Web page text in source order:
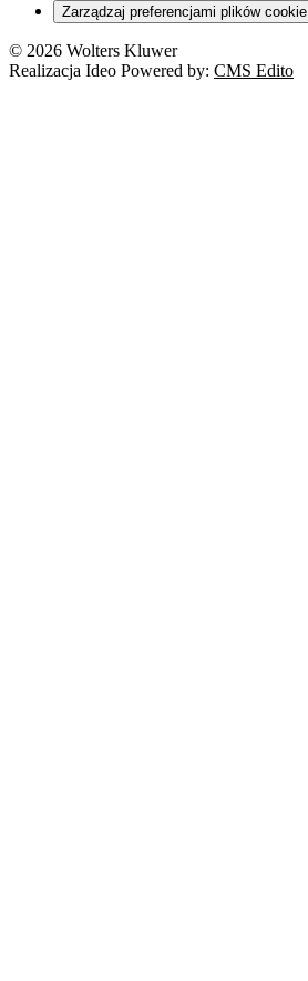
Zarządzaj preferencjami plików cookie
© 2026 Wolters Kluwer
Realizacja Ideo Powered by: CMS Edito